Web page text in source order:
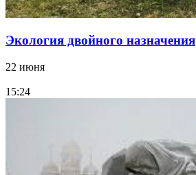
Экология двойного назначения
22 июня
15:24